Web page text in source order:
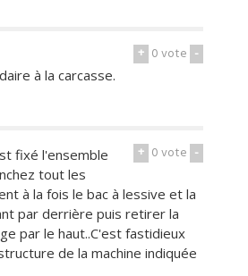
+ 0vote -
à la carcasse.
+ 0vote -
fixé l'ensemble
tout les
à la fois le bac à lessive et la
par derrière puis retirer la
par le haut..C'est fastidieux
de la machine indiquée